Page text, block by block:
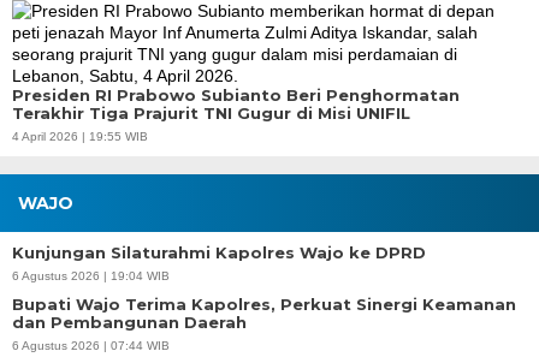
Presiden RI Prabowo Subianto Beri Penghormatan
Terakhir Tiga Prajurit TNI Gugur di Misi UNIFIL
4 April 2026 | 19:55 WIB
WAJO
Kunjungan Silaturahmi Kapolres Wajo ke DPRD
6 Agustus 2026 | 19:04 WIB
Bupati Wajo Terima Kapolres, Perkuat Sinergi Keamanan
dan Pembangunan Daerah
6 Agustus 2026 | 07:44 WIB